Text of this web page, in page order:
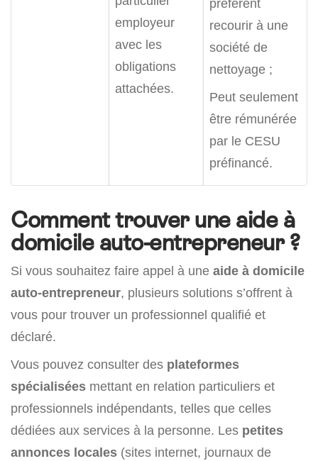
employeur
avec les
obligations
attachées.
préfèrent
recourir à une
société de
nettoyage ;
Peut seulement
être rémunérée
par le CESU
préfinancé.
Comment trouver une aide à
domicile auto-entrepreneur ?
Si vous souhaitez faire appel à une aide à domicile
auto-entrepreneur, plusieurs solutions s’offrent à
vous pour trouver un professionnel qualifié et
déclaré.
Vous pouvez consulter des plateformes
spécialisées mettant en relation particuliers et
professionnels indépendants, telles que celles
dédiées aux services à la personne. Les petites
annonces locales (sites internet, journaux de